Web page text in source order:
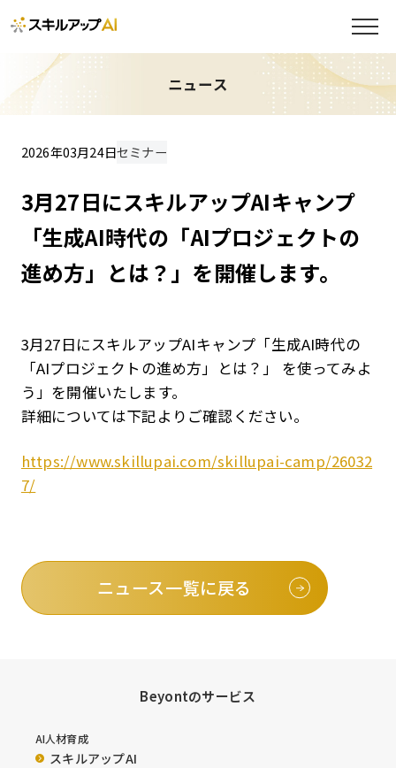
ニュース
2026年03月24日セミナー
3月27日にスキルアップAIキャンプ
「生成AI時代の「AIプロジェクトの
進め方」とは？」を開催します。
3月27日にスキルアップAIキャンプ「生成AI時代の
「AIプロジェクトの進め方」とは？」 を使ってみよ
う」を開催いたします。
詳細については下記よりご確認ください。
https://www.skillupai.com/skillupai-camp/26032
7/
ニュース一覧に戻る
Beyontのサービス
AI人材育成
スキルアップAI